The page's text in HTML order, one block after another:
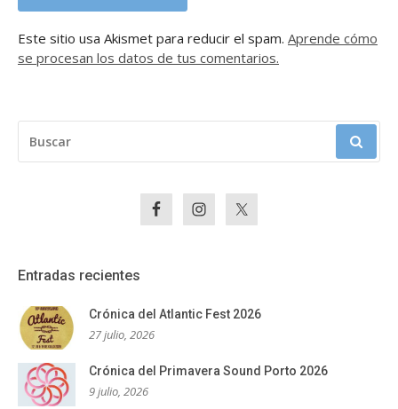
Este sitio usa Akismet para reducir el spam. Aprende cómo
se procesan los datos de tus comentarios.
Entradas recientes
Crónica del Atlantic Fest 2026
27 julio, 2026
Crónica del Primavera Sound Porto 2026
9 julio, 2026